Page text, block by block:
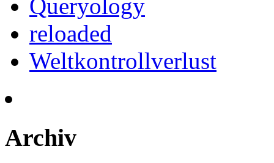
Queryology
reloaded
Weltkontrollverlust
Archiv